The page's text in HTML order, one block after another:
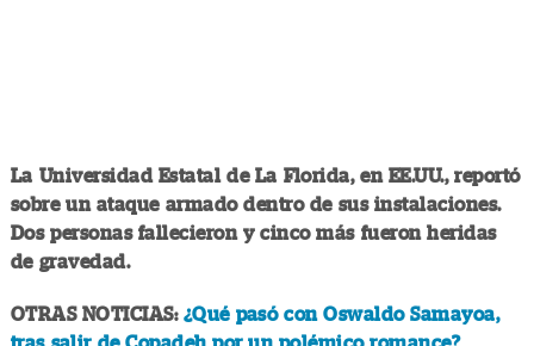
La Universidad Estatal de La Florida, en EE.UU., reportó
sobre un ataque armado dentro de sus instalaciones.
Dos personas fallecieron y cinco más fueron heridas
de gravedad.
OTRAS NOTICIAS: ¿Qué pasó con Oswaldo Samayoa,